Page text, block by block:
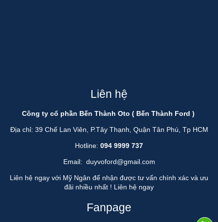
Liên hệ
Công ty cổ phần Bến Thành Oto ( Bến Thành Ford )
Địa chỉ: 39 Chế Lan Viên, P.Tây Thạnh, Quận Tân Phú, Tp HCM
Hotline: 094 9999 737
Email: duyvoford@gmail.com
Liên hệ ngay với Mỹ Ngân để nhận được tư vấn chính xác và ưu
đãi nhiều nhất ! Liên hệ ngay
Fanpage